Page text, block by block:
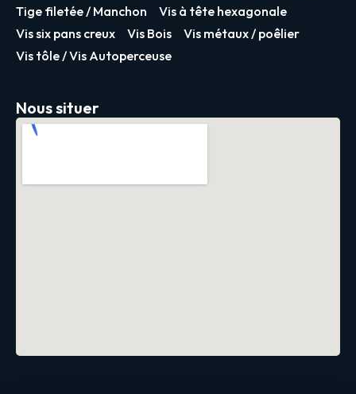
Tige filetée / Manchon
Vis à tête hexagonale
Vis six pans creux
Vis Bois
Vis métaux / poêlier
Vis tôle / Vis Autoperceuse
Nous situer